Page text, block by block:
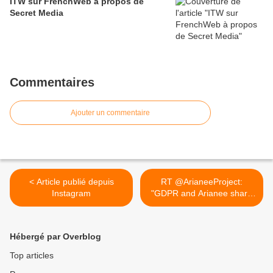
Secret Media
Commentaires
Ajouter un commentaire
< Article publié depuis
Instagram
RT @ArianeeProject:
"GDPR and Arianee share
the... >
Hébergé par Overblog
Top articles